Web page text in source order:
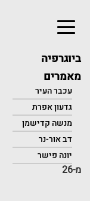
ראשיביוגרפיה
מאמרים
עכבר העיר
גדעון אפרת
מנשה קדישמן
דב אור-נר
יונה פישר
מ-26